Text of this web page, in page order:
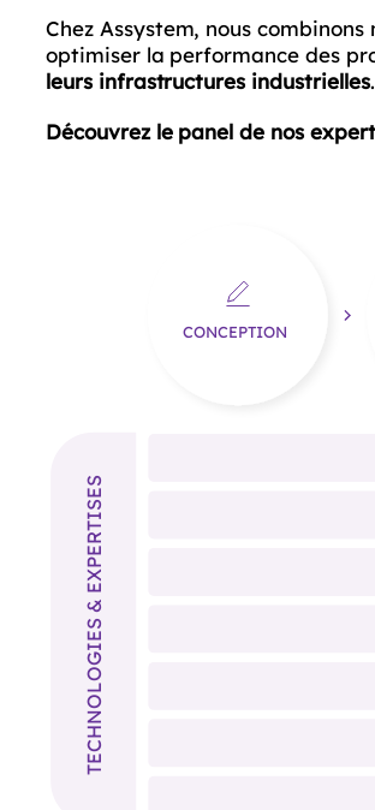
Chez Assystem, nous
optimiser la performance des
leurs infrastructures industrielles.
Découvrez le panel de nos
TECHNOLOGIES & EXPERTISES
CONCEPTION